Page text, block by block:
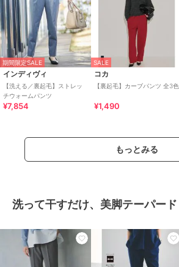
期間限定SALE
インディヴィ
【洗える／裏起毛】ストレッ
チウォームパンツ
¥7,854
SALE
コカ
【裏起毛】カーブパンツ 全3色
¥1,490
もっとみる
洗って干すだけ、美脚テーパード